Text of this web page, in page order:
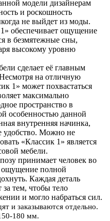
модели дизайнерам
и роскошность
не выйдет из моды.
обеспечивает ощущение
в безмятежные сны,
высокому уровню
сделает её главным
на отличную
1» может похвастаться
максимально
пространство в
особенностью данной
внутренняя начинка,
удобство. Можно не
«Классик 1» является
мебели.
принимает человек во
ощущение полной
Каждая деталь
тем, чтобы тело
и могло набраться сил.
и заказываются отдельно.
180 мм.